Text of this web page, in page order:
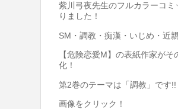
紫川弓夜先生のフルカラーコ
りました！
SM・調教・痴漢・いじめ・近
【危険恋愛M】の表紙作家が
化！
第2巻のテーマは「調教」です!!
画像をクリック！